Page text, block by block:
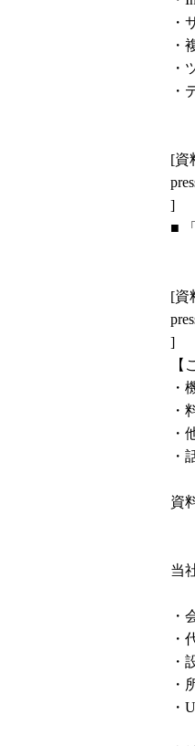
・
・
・
・
[資
]
■
[資
]
【
・
・
・
・
資
当
・
・
・
・
・